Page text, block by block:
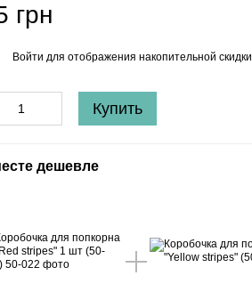
грн
Войти для отображения накопительной скидки
Купить
дешевле